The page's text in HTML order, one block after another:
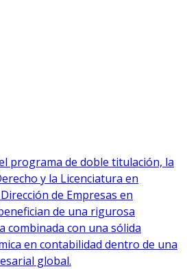
programa de doble titulación, la
y la Licenciatura en
de Empresas en
de una rigurosa
combinada con una sólida
en contabilidad dentro de una
global.